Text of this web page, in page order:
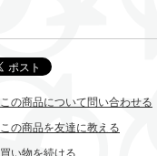
この商品について問い合わせる
この商品を友達に教える